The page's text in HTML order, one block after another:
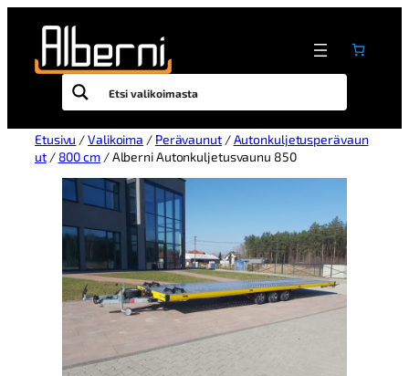
Etusivu /Valikoima / Perävaunut/Autonkuljetusperävaun
ut/ 800 cm/ Alberni Autonkuljetusvaunu 850